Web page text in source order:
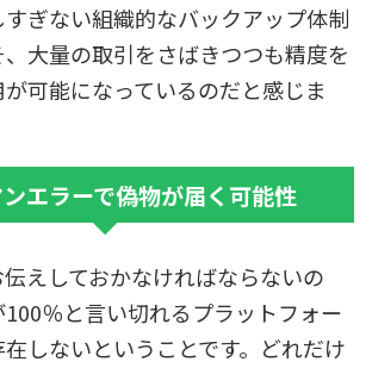
ぎない組織的なバックアップ体制
大量の取引をさばきつつも精度を
可能になっているのだと感じま
エラーで偽物が届く可能性
えしておかなければならないの
％と言い切れるプラットフォー
しないということです。どれだけ